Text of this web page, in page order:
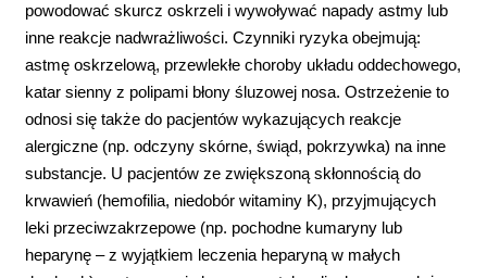
powodować skurcz oskrzeli i wywoływać napady astmy lub
inne reakcje nadwrażliwości. Czynniki ryzyka obejmują:
astmę oskrzelową, przewlekłe choroby układu oddechowego,
katar sienny z polipami błony śluzowej nosa. Ostrzeżenie to
odnosi się także do pacjentów wykazujących reakcje
alergiczne (np. odczyny skórne, świąd, pokrzywka) na inne
substancje. U pacjentów ze zwiększoną skłonnością do
krwawień (hemofilia, niedobór witaminy K), przyjmujących
leki przeciwzakrzepowe (np. pochodne kumaryny lub
heparynę – z wyjątkiem leczenia heparyną w małych